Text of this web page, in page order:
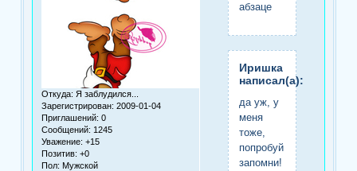
Откуда: Я заблудился...
Зарегистрирован: 2009-01-04
Приглашений: 0
Сообщений: 1245
Уважение: +15
Позитив: +0
Пол: Мужской
абзаце
Иришка
написал(а):
да уж, у
меня
тоже,
попробуй
запомни!